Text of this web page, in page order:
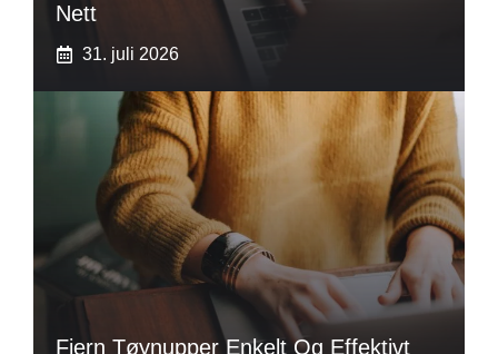
Nett
31. juli 2026
Fjern Tøynupper Enkelt Og Effektivt